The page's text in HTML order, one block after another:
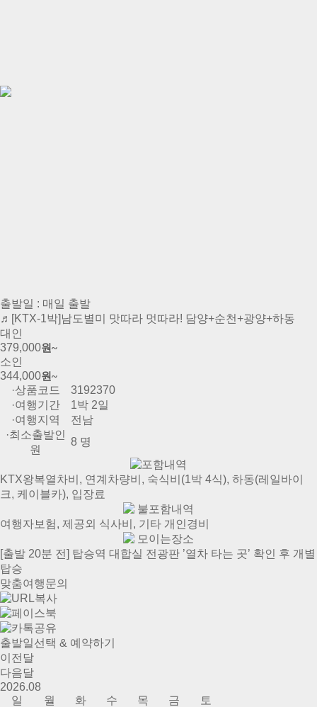
출발일 : 매일 출발
♬[KTX-1박]남도별미 맛따라 멋따라! 담양+순천+광양+하동
대인
379,000원~
소인
344,000원~
·상품코드
3192370
·여행기간
1박 2일
·여행지역
전남
·최소출발인
원
8 명
포함내역
KTX왕복열차비, 연계차량비, 숙식비(1박 4식), 하동(레일바이
크, 케이블카), 입장료
불포함내역
여행자보험, 제공외 식사비, 기타 개인경비
모이는장소
[출발 20분 전] 탑승역 대합실 전광판 ’열차 타는 곳’ 확인 후 개별
탑승
맞춤여행문의
출발일선택 & 예약하기
이전달
다음달
2026.08
일
월 화 수 목 금
토